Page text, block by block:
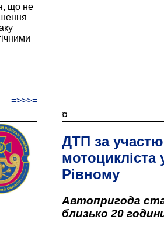
що не
=>>>=
¤
ДТП за участю
мотоцикліста
Рівному
Автопригода
близько 20